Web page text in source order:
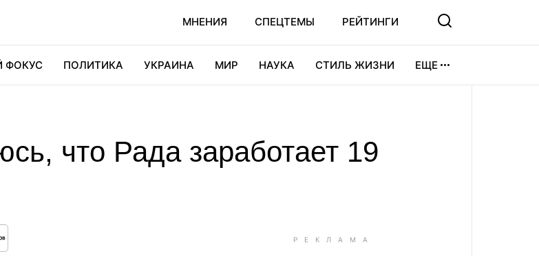
МНЕНИЯ СПЕЦТЕМЫ РЕЙТИНГИ
ФОКУС ПОЛИТИКА УКРАИНА МИР НАУКА СТИЛЬ ЖИЗНИ ЕЩЕ
что Рада заработает 19